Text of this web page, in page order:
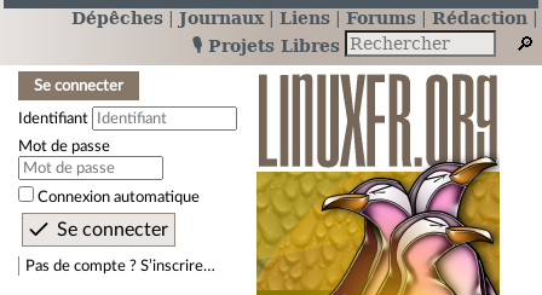
Dépêches Journaux Liens Forums
Rédaction
🎙️ Projets Libres
Se connecter
Identifiant
Mot de passe
Connexion automatique
Pas de compte ? S’inscrire…